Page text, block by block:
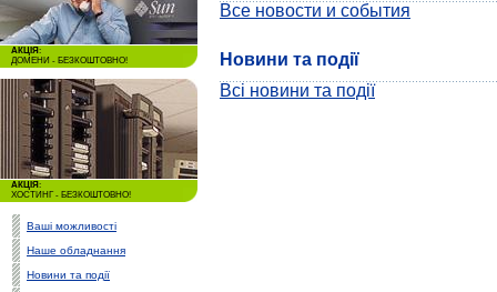
АКЦІЯ :
ДОМЕНИ - БЕЗКОШТОВНО!
АКЦІЯ :
ХОСТИНГ - БЕЗКОШТОВНО!
Ваші можливості
Наше обладнання
Новини та події
Все новости и события
Новини та події
Всі новини та події